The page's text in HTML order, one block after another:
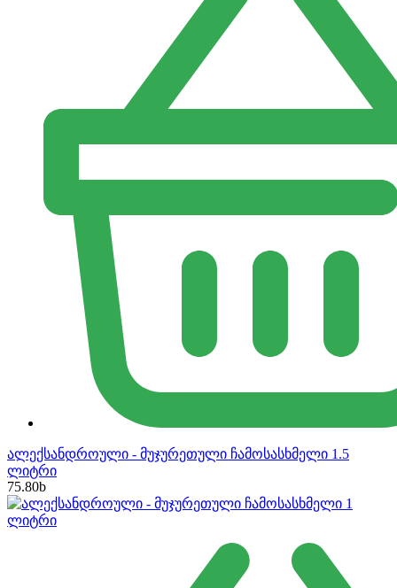
ალექსანდროული - მუჯურეთული ჩამოსასხმელი 1.5
ლიტრი
75.80b